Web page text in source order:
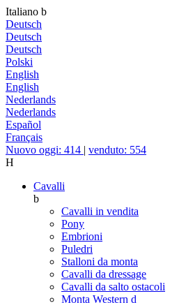
Italiano b
Deutsch
Deutsch
Deutsch
Polski
English
English
Nederlands
Nederlands
Español
Français
Nuovo oggi: 414 | venduto: 554
H
Cavalli
b
Cavalli in vendita
Pony
Embrioni
Puledri
Stalloni da monta
Cavalli da dressage
Cavalli da salto ostacoli
Monta Western d